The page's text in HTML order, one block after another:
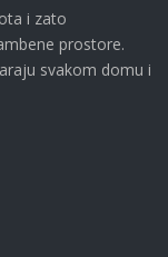
i zato
prostore.
svakom domu i